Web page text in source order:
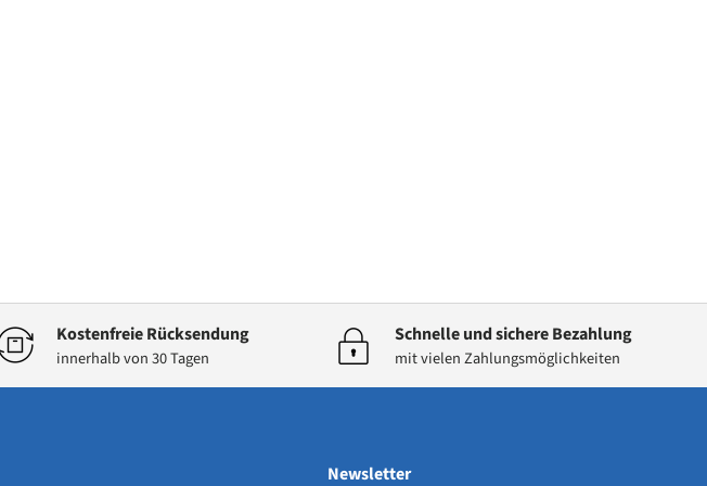
Kostenfreie Rücksendung
innerhalb von 30 Tagen
Schnelle und sichere Bezahlung
mit vielen Zahlungsmöglichkeiten
Newsletter